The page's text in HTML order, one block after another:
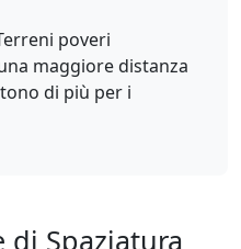
poveri
maggiore distanza
di più per i
di Spaziatura